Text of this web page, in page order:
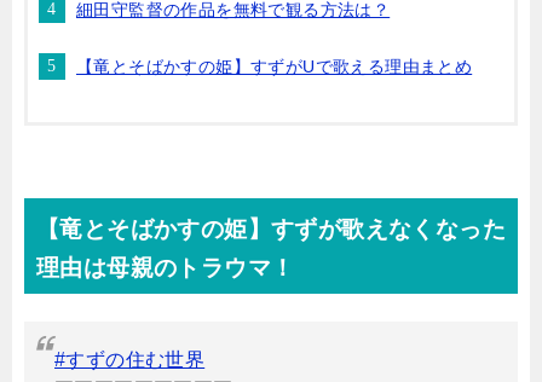
細田守監督の作品を無料で観る方法は？
【竜とそばかすの姫】すずがUで歌える理由まとめ
【竜とそばかすの姫】すずが歌えなくなった
理由は母親のトラウマ！
#すずの住む世界